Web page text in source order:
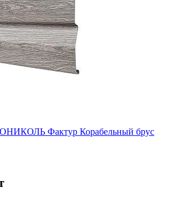
Фактур Корабельный брус